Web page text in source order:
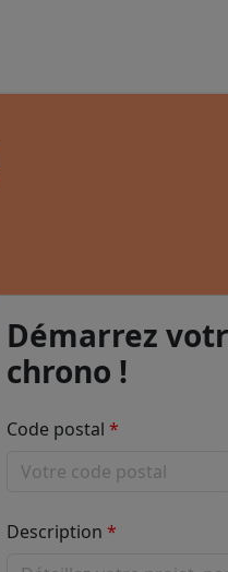
Démarrez
chrono !
Code postal
Description